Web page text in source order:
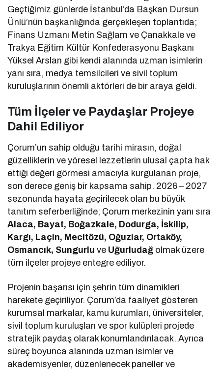
Geçtiğimiz günlerde İstanbul’da Başkan Dursun
Ünlü’nün başkanlığında gerçekleşen toplantıda;
Finans Uzmanı Metin Sağlam ve Çanakkale ve
Trakya Eğitim Kültür Konfederasyonu Başkanı
Yüksel Arslan gibi kendi alanında uzman isimlerin
yanı sıra, medya temsilcileri ve sivil toplum
kuruluşlarının önemli aktörleri de bir araya geldi.
Tüm İlçeler ve Paydaşlar Projeye
Dahil Ediliyor
Çorum’un sahip olduğu tarihi mirasın, doğal
güzelliklerin ve yöresel lezzetlerin ulusal çapta hak
ettiği değeri görmesi amacıyla kurgulanan proje,
son derece geniş bir kapsama sahip. 2026 – 2027
sezonunda hayata geçirilecek olan bu büyük
tanıtım seferberliğinde; Çorum merkezinin yanı sıra
Alaca, Bayat, Boğazkale, Dodurga, İskilip,
Kargı, Laçin, Mecitözü, Oğuzlar, Ortaköy,
Osmancık, Sungurlu ve Uğurludağ olmak üzere
tüm ilçeler projeye entegre ediliyor.
Projenin başarısı için şehrin tüm dinamikleri
harekete geçiriliyor. Çorum’da faaliyet gösteren
kurumsal markalar, kamu kurumları, üniversiteler,
sivil toplum kuruluşları ve spor kulüpleri projede
stratejik paydaş olarak konumlandırılacak. Ayrıca
süreç boyunca alanında uzman isimler ve
akademisyenler, düzenlenecek paneller ve